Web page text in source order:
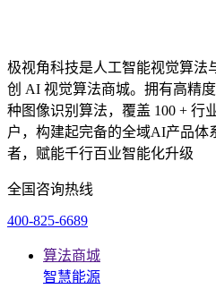
极视角科技是人工智能视觉算法
创 AI 视觉算法商城。拥有高精
种图像识别算法，覆盖 100 + 行
户，构建起完备的全域AI产品体
者，赋能千行百业智能化升级
全国咨询热线
400-825-6689
算法商城
智慧能源